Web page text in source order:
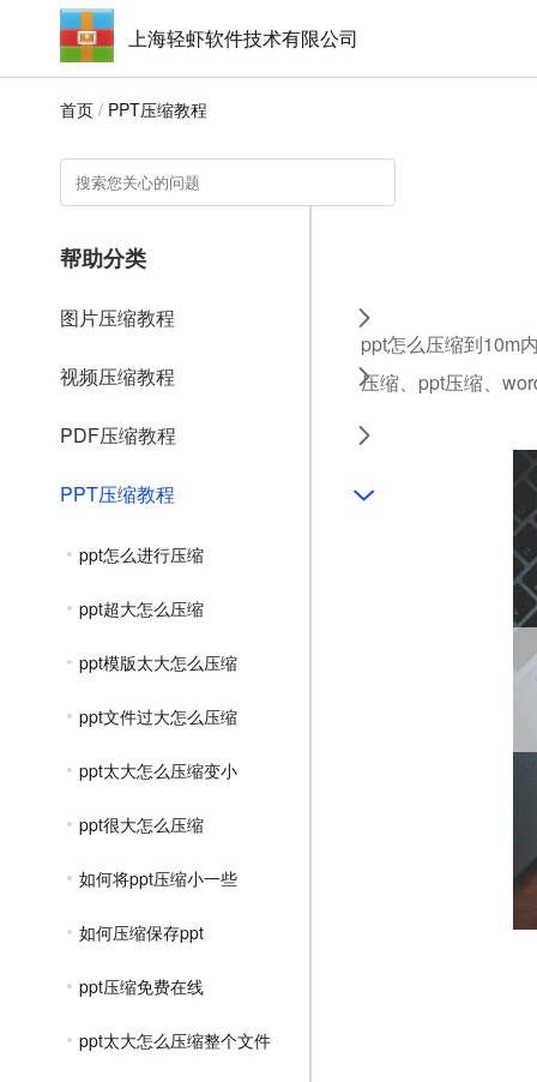
上海轻虾软件技术有限公司
首页 / PPT压缩教程
帮助分类
图片压缩教程
视频压缩教程
PDF压缩教程
PPT压缩教程
ppt怎么进行压缩
ppt超大怎么压缩
ppt模版太大怎么压缩
ppt文件过大怎么压缩
ppt太大怎么压缩变小
ppt很大怎么压缩
如何将ppt压缩小一些
如何压缩保存ppt
ppt压缩免费在线
ppt太大怎么压缩整个文件
ppt怎么压缩到10m
压缩、ppt压缩、